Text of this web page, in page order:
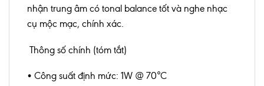
nhận trung âm có tonal balance tốt và nghe nhạc
cụ mộc mạc, chính xác.
Thông số chính (tóm tắt)
• Công suất định mức: 1W @ 70°C